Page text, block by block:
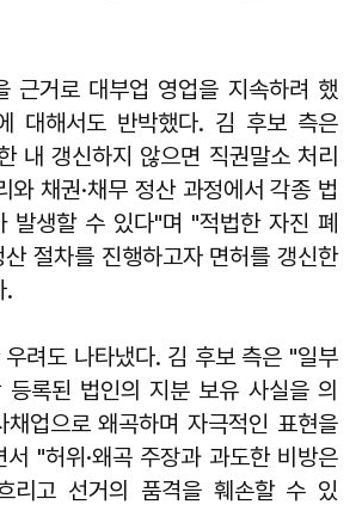
근거로 대부업 영업을 지속하려 했
대해서도 반박했다. 김 후보 측은
내 갱신하지 않으면 직권말소 처리
와 채권·채무 정산 과정에서 각종 법
발생할 수 있다"며 "적법한 자진 폐
절차를 진행하고자 면허를 갱신한
.
려도 나타냈다. 김 후보 측은 "일부
등록된 법인의 지분 보유 사실을 의
채업으로 왜곡하며 자극적인 표현을
서 "허위·왜곡 주장과 과도한 비방은
리고 선거의 품격을 훼손할 수 있